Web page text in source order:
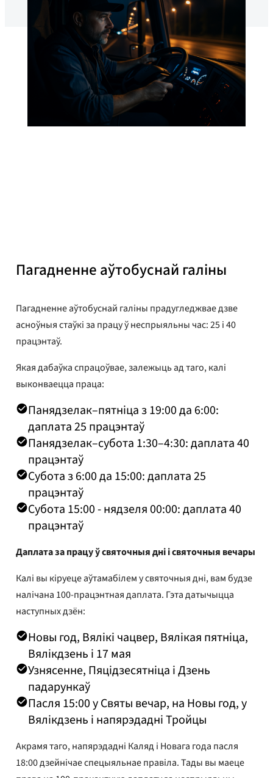
Пагадненне аўтобуснай галіны
Пагадненне аўтобуснай галіны прадугледжвае дзве
асноўныя стаўкі за працу ў неспрыяльны час: 25 і 40
працэнтаў.
Якая дабаўка спрацоўвае, залежыць ад таго, калі
выконваецца праца:
Панядзелак–пятніца з 19:00 да 6:00:
даплата 25 працэнтаў
Панядзелак–субота 1:30–4:30: даплата 40
працэнтаў
Субота з 6:00 да 15:00: даплата 25
працэнтаў
Субота 15:00 - нядзеля 00:00: даплата 40
працэнтаў
Даплата за працу ў святочныя дні і святочныя вечары
Калі вы кіруеце аўтамабілем у святочныя дні, вам будзе
налічана 100-працэнтная даплата. Гэта датычыцца
наступных дзён:
Новы год, Вялікі чацвер, Вялікая пятніца,
Вялікдзень і 17 мая
Узнясенне, Пяцідзесятніца і Дзень
падарункаў
Пасля 15:00 у Святы вечар, на Новы год, у
Вялікдзень і напярэдадні Тройцы
Акрамя таго, напярэдадні Каляд і Новага года пасля
18:00 дзейнічае спецыяльнае правіла. Тады вы маеце